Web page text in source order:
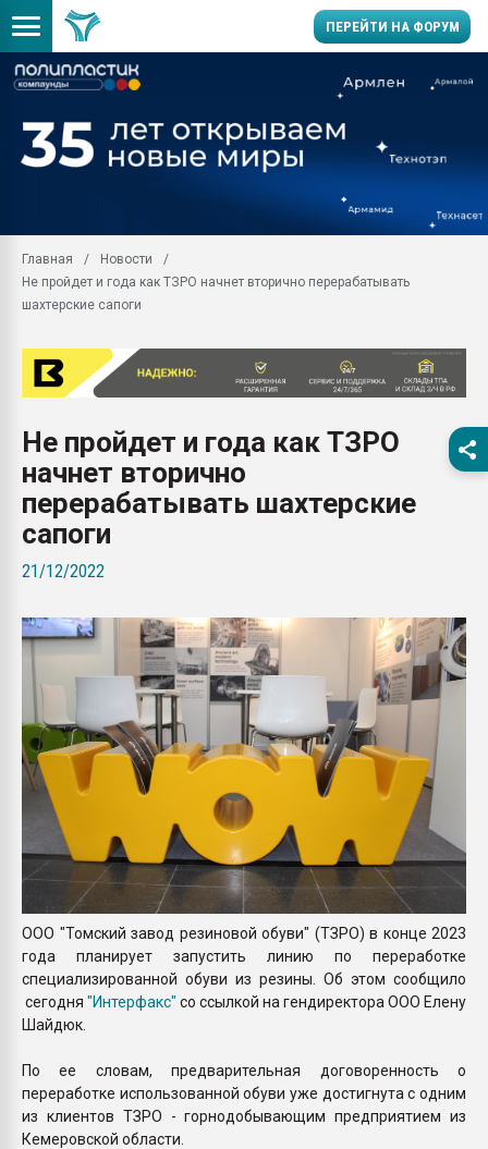
ПЕРЕЙТИ НА ФОРУМ
Вакуум-формовочные
28.07.2026
Всё, что касается
бутылок
вакуумного
Продам отходы
Armaloy PC/ABS-1IM
Главная
Новости
Не пройдет и года как ТЗРО начнет вторично перерабатывать
шахтерские сапоги
Не пройдет и года как ТЗРО
начнет вторично
перерабатывать шахтерские
сапоги
21/12/2022
ООО "Томский завод резиновой обуви" (ТЗРО) в конце 2023
года планирует запустить линию по переработке
специализированной обуви из резины. Об этом сообщило
сегодня "Интерфакс" со ссылкой на гендиректора ООО Елену
Шайдюк.
По ее словам, предварительная договоренность о
переработке использованной обуви уже достигнута с одним
из клиентов ТЗРО - горнодобывающим предприятием из
Кемеровской области.